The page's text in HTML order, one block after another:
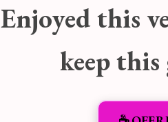
Enjoyed this
keep